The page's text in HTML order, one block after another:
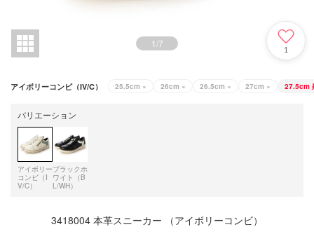
1/7
1
アイボリーコンビ（IV/C） 25.5cm × 26cm × 26.5cm × 27cm × 27.5cm
バリエーション
アイボリー
コンビ（I
V/C）
ブラックホ
ワイト（B
L/WH）
3418004 本革スニーカー （アイボリーコンビ）